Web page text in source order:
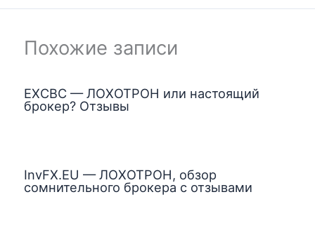
Похожие записи
EXCBC — ЛОХОТРОН или настоящий
брокер? Отзывы
InvFX.EU — ЛОХОТРОН, обзор
сомнительного брокера с отзывами